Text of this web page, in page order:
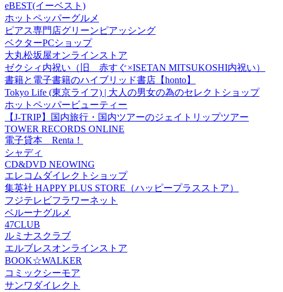
eBEST(イーベスト)
ホットペッパーグルメ
ピアス専門店グリーンピアッシング
ベクターPCショップ
大丸松坂屋オンラインストア
ゼクシィ内祝い（旧 赤すぐ×ISETAN MITSUKOSHI内祝い）
書籍と電子書籍のハイブリッド書店【honto】
Tokyo Life (東京ライフ) | 大人の男女の為のセレクトショップ
ホットペッパービューティー
【J-TRIP】国内旅行・国内ツアーのジェイトリップツアー
TOWER RECORDS ONLINE
電子貸本 Renta！
シャディ
CD&DVD NEOWING
エレコムダイレクトショップ
集英社 HAPPY PLUS STORE（ハッピープラスストア）
フジテレビフラワーネット
ベルーナグルメ
47CLUB
ルミナスクラブ
エルブレスオンラインストア
BOOK☆WALKER
コミックシーモア
サンワダイレクト